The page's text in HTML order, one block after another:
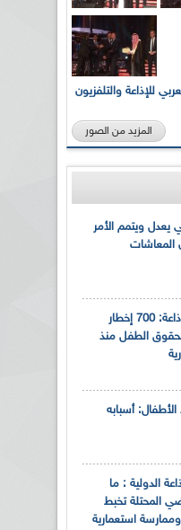
للمهرجان العربي للإذاعة والتلفزيون
المزيد من الصور
يعدل ويتمم الأمر
المعاشات
مريم شرفي للإذاعة: 700 إخطار
الطفل منذ
أسبابه
الدولية : ما
المحتلة تخبط
استعمارية